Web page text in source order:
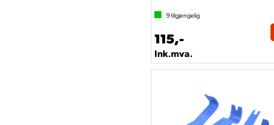
9tilgjengelig
115,-
Ink.mva.